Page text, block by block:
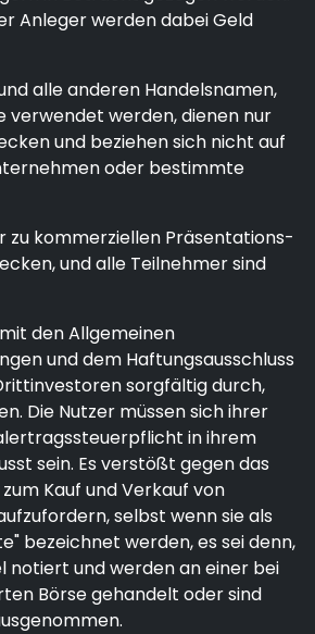
Anleger werden dabei Geld
alle anderen Handelsnamen,
verwendet werden, dienen nur
und beziehen sich nicht auf
oder bestimmte
zu kommerziellen Präsentations-
und alle Teilnehmer sind
den Allgemeinen
und dem Haftungsausschluss
sorgfältig durch,
Die Nutzer müssen sich ihrer
in ihrem
sein. Es verstößt gegen das
Kauf und Verkauf von
selbst wenn sie als
bezeichnet werden, es sei denn,
notiert und werden an einer bei
Börse gehandelt oder sind